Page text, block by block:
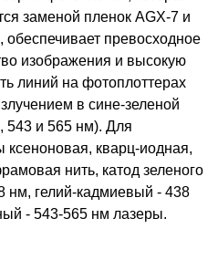
заменой пленок AGX-7 и
обеспечивает превосходное
изображения и высокую
линий на фотоплоттерах
в сине-зеленой
543 и 565 нм). Для
ксеноновая, кварц-иодная,
нить, катод зеленого
нм, гелий-кадмиевый - 438
- 543-565 нм лазеры.